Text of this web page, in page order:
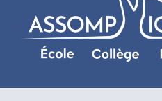
Les élèves de HGGSP
l’information